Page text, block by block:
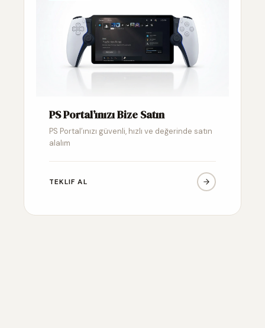
PS Portal’ınızı Bize Satın
PS Portal’ınızı güvenli, hızlı ve değerinde satın
alalım
TEKLIF AL